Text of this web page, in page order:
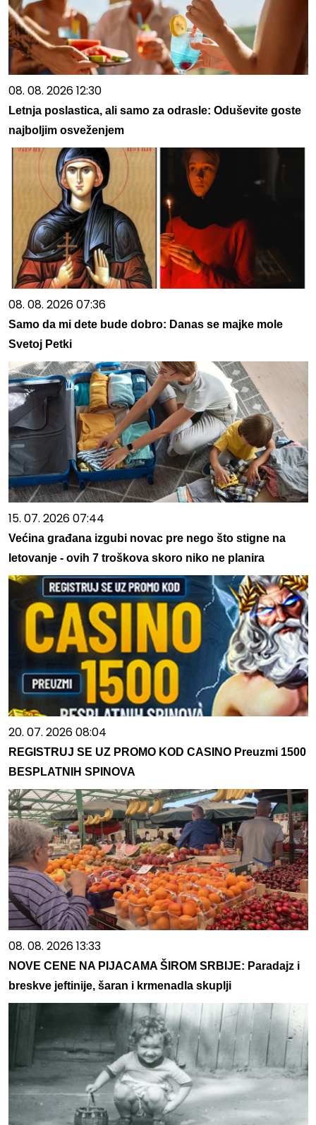
08. 08. 2026 12:30
Letnja poslastica, ali samo za odrasle: Oduševite goste
najboljim osveženjem
08. 08. 2026 07:36
Samo da mi dete bude dobro: Danas se majke mole
Svetoj Petki
15. 07. 2026 07:44
Većina građana izgubi novac pre nego što stigne na
letovanje - ovih 7 troškova skoro niko ne planira
20. 07. 2026 08:04
REGISTRUJ SE UZ PROMO KOD CASINO Preuzmi 1500
BESPLATNIH SPINOVA
08. 08. 2026 13:33
NOVE CENE NA PIJACAMA ŠIROM SRBIJE: Paradajz i
breskve jeftinije, šaran i krmenadla skuplji